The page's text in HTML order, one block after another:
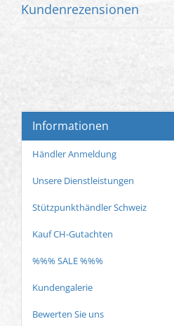
Kundenrezensionen
Informationen
Händler Anmeldung
Unsere Dienstleistungen
Stützpunkthändler Schweiz
Kauf CH-Gutachten
%%% SALE %%%
Kundengalerie
Bewerten Sie uns